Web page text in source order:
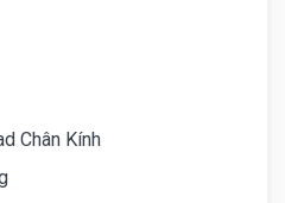
Chân Kính